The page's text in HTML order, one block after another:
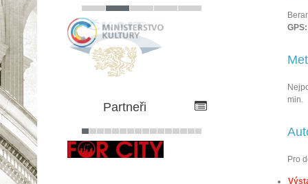
GPS:
min.
Pro
Partneři